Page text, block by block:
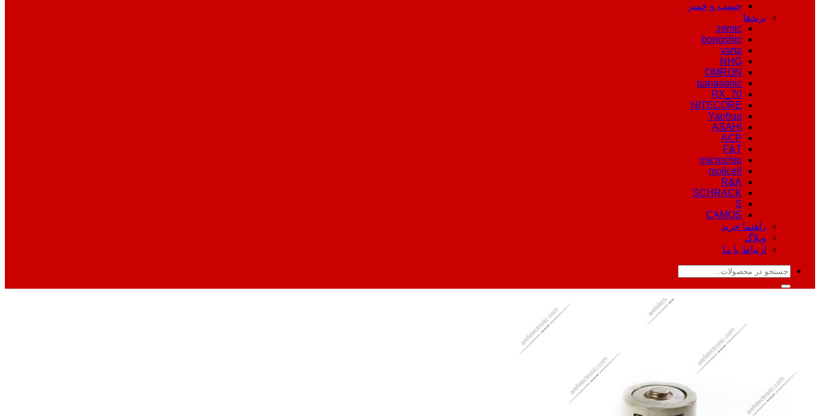
چسب و خمیر
برندها
zemic
bongshin
varta
NHG
OMRON
panasonic
RX_70
NITECORE
Yaohua
ASAHI
ACP
F&T
microchip
molicell
R&A
SCHRACK
S
CAMOS
راهنما خرید
وبلاگ
ارتباط با ما
جستجو